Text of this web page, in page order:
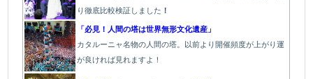
り徹底比較検証しました ！
「必見！人間の塔は世界無形文化遺産」
カタルーニャ名物の人間の塔。以前より開催頻度が上がり運
が良ければ見れますよ！